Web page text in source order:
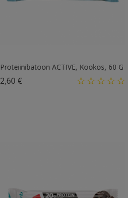
Proteiinibatoon ACTIVE, Kookos, 60 G
2,60 €